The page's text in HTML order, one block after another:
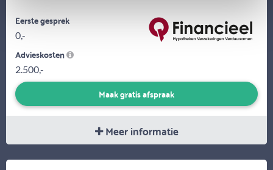
Eerste gesprek
0,-
Advieskosten
2.500,-
Maak gratis afspraak
Meer informatie